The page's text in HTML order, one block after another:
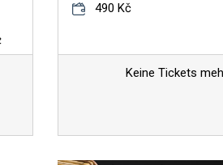
490 Kč
Keine Tickets